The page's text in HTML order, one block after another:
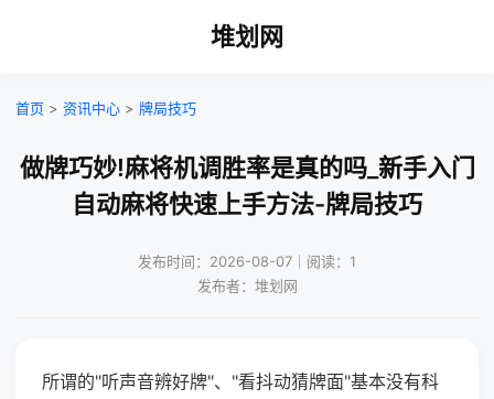
堆划网
首页 > 资讯中心 > 牌局技巧
做牌巧妙!麻将机调胜率是真的吗_新手入门
自动麻将快速上手方法-牌局技巧
发布时间：2026-08-07｜阅读：1
发布者：堆划网
所谓的"听声音辨好牌"、"看抖动猜牌面"基本没有科